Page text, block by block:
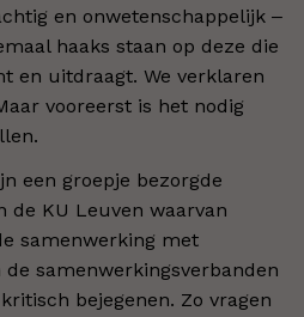
en onwetenschappelijk ‒
haaks staan op deze die
en uitdraagt. We verklaren
vooreerst is het nodig
een groepje bezorgde
de KU Leuven waarvan
samenwerking met
samenwerkingsverbanden
bejegenen. Zo vragen